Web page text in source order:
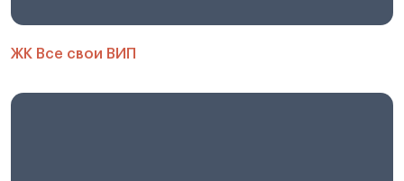
ЖК Все свои ВИП